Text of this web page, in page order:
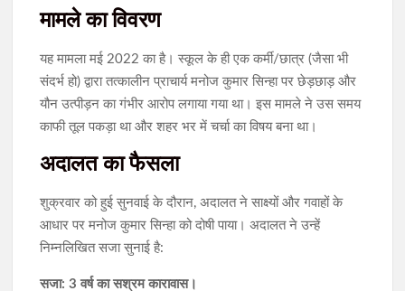
मामले का विवरण
यह मामला मई 2022 का है। स्कूल के ही एक कर्मी/छात्र (जैसा भी
संदर्भ हो) द्वारा तत्कालीन प्राचार्य मनोज कुमार सिन्हा पर छेड़छाड़ और
यौन उत्पीड़न का गंभीर आरोप लगाया गया था। इस मामले ने उस समय
काफी तूल पकड़ा था और शहर भर में चर्चा का विषय बना था।
अदालत का फैसला
शुक्रवार को हुई सुनवाई के दौरान, अदालत ने साक्ष्यों और गवाहों के
आधार पर मनोज कुमार सिन्हा को दोषी पाया। अदालत ने उन्हें
निम्नलिखित सजा सुनाई है:
सजा: 3 वर्ष का सश्रम कारावास।